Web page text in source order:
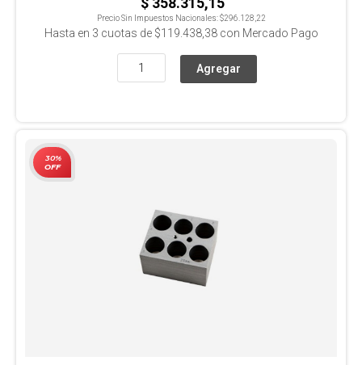
Precio Sin Impuestos Nacionales:$296.128,22
Hasta en 3 cuotas de $119.438,38con Mercado Pago
30%
OFF